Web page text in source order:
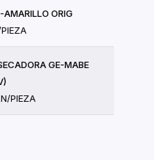
AMARILLO ORIG
GE-MABE
PIEZA